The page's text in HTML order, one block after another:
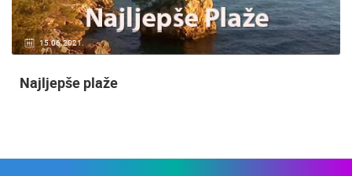
20.01.2021. 3 KAMERA(E)
Nadzor kuće!